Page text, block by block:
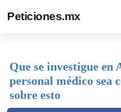
Peticiones.mx
Que se investigue en
personal médico sea
sobre esto